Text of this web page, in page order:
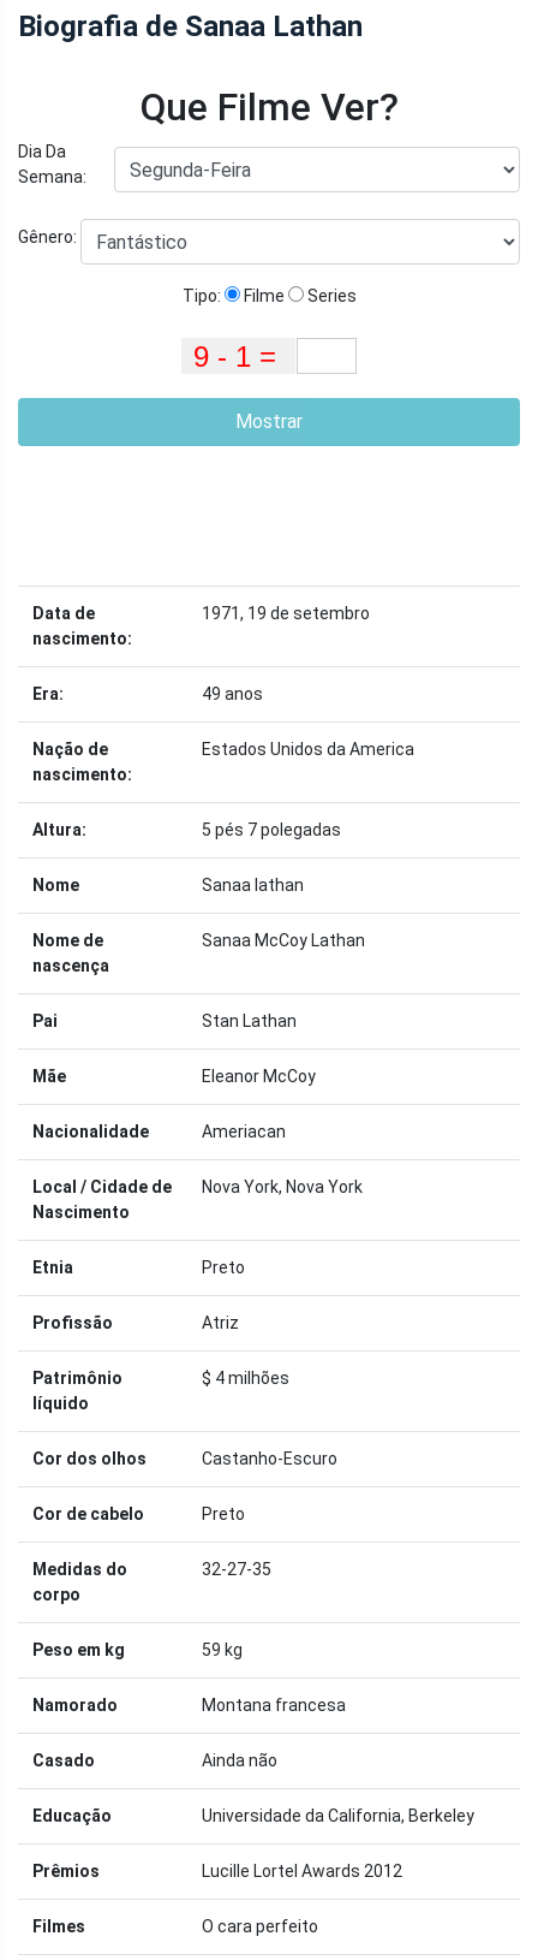
Biografia de Sanaa Lathan
Que Filme Ver?
Dia Da
Semana:
Gênero:
Tipo: Filme Series
Mostrar
Data de
nascimento:
1971, 19 de setembro
Era: 49 anos
Nação de
nascimento:
Estados Unidos da America
Altura: 5 pés 7 polegadas
Nome Sanaa lathan
Nome de
nascença
Sanaa McCoy Lathan
Pai Stan Lathan
Mãe Eleanor McCoy
Nacionalidade Ameriacan
Local / Cidade de
Nascimento
Nova York, Nova York
Etnia Preto
Profissão Atriz
Patrimônio
líquido
$ 4 milhões
Cor dos olhos Castanho-Escuro
Cor de cabelo Preto
Medidas do
corpo
32-27-35
Peso em kg 59 kg
Namorado Montana francesa
Casado Ainda não
Educação Universidade da California, Berkeley
Prêmios Lucille Lortel Awards 2012
Filmes O cara perfeito